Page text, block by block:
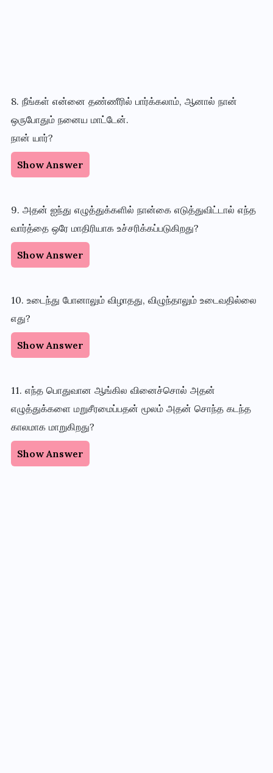
8. நீங்கள் என்னை தண்ணீரில் பார்க்கலாம், ஆனால் நான்
ஒருபோதும் நனைய மாட்டேன்.
நான் யார்?
Show Answer
9. அதன் ஐந்து எழுத்துக்களில் நான்கை எடுத்துவிட்டால் எந்த
வார்த்தை ஒரே மாதிரியாக உச்சரிக்கப்படுகிறது?
Show Answer
10. உடைந்து போனாலும் விழாதது, விழுந்தாலும் உடைவதில்லை
எது?
Show Answer
11. எந்த பொதுவான ஆங்கில வினைச்சொல் அதன்
எழுத்துக்களை மறுசீரமைப்பதன் மூலம் அதன் சொந்த கடந்த
காலமாக மாறுகிறது?
Show Answer